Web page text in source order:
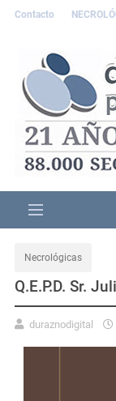
Contacto
Necrológicas
Q.E.P.D. Sr.
duraznodigital